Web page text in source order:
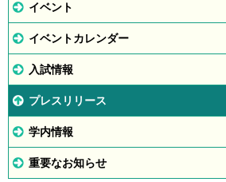
イベント
イベントカレンダー
入試情報
プレスリリース
学内情報
重要なお知らせ